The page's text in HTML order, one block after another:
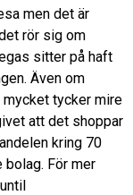
men det är
rör sig om
sitter på haft
Även om
mycket tycker mire
att det shoppar
kring 70
För mer